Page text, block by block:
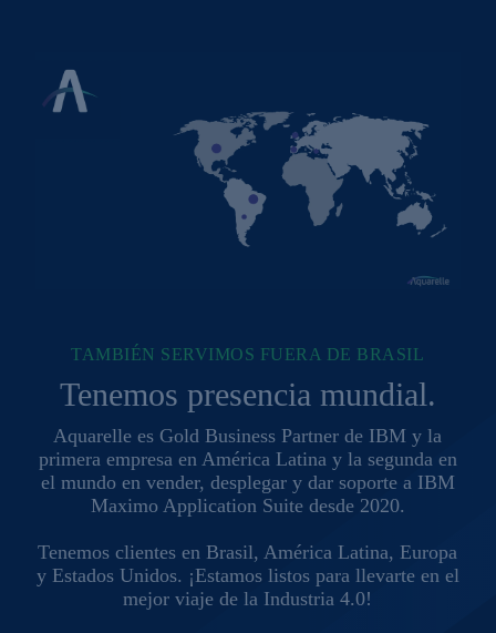
TAMBIÉN SERVIMOS FUERA DE BRASIL
Tenemos presencia mundial.
Aquarelle es Gold Business Partner de IBM y la
primera empresa en América Latina y la segunda en
el mundo en vender, desplegar y dar soporte a IBM
Maximo Application Suite desde 2020.
Tenemos clientes en Brasil, América Latina, Europa
y Estados Unidos. ¡Estamos listos para llevarte en el
mejor viaje de la Industria 4.0!